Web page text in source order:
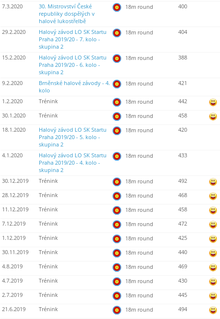
7.3.2020
30. Mistrovství České
republiky dospělých v
halové lukostřelbě
18m round 400
29.2.2020
Halový závod LO SK Startu
Praha 2019/20 - 7. kolo -
skupina 2
18m round 404
15.2.2020
Halový závod LO SK Startu
Praha 2019/20 - 6. kolo -
skupina 2
18m round 388
9.2.2020
Brněnské halové závody - 4.
kolo
18m round 421
1.2.2020 Trénink 18m round 442
30.1.2020 Trénink 18m round 458
18.1.2020
Halový závod LO SK Startu
Praha 2019/20 - 5. kolo -
skupina 2
18m round 420
4.1.2020
Halový závod LO SK Startu
Praha 2019/20 - 4. kolo -
skupina 2
18m round 433
30.12.2019 Trénink 18m round 492
28.12.2019 Trénink 18m round 468
11.12.2019 Trénink 18m round 458
7.12.2019 Trénink 18m round 472
1.12.2019 Trénink 18m round 425
30.11.2019 Trénink 18m round 440
4.8.2019 Trénink 18m round 469
4.7.2019 Trénink 18m round 430
2.7.2019 Trénink 18m round 445
21.6.2019 Trénink 18m round 494